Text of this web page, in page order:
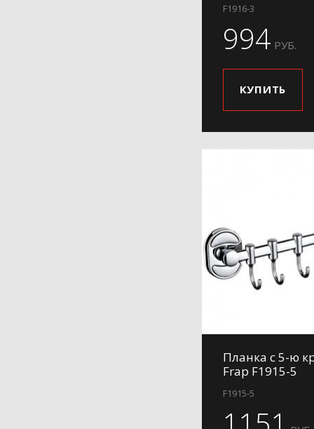
F1916-3
994 РУБ.
КУПИТЬ
Планка с 5-ю
Frap F1915-5
F1915-5